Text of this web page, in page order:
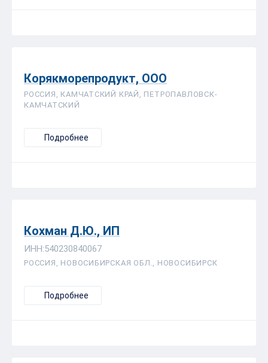
Корякморепродукт, ООО
РОССИЯ, КАМЧАТСКИЙ КРАЙ, ПЕТРОПАВЛОВСК-
КАМЧАТСКИЙ
Подробнее
Кохман Д.Ю., ИП
ИНН:540230840067
РОССИЯ, НОВОСИБИРСКАЯ ОБЛ., НОВОСИБИРСК
Подробнее